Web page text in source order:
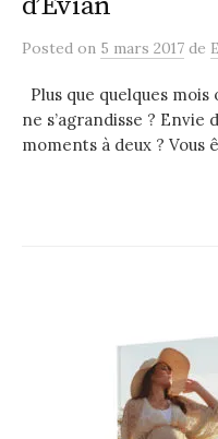
Posted on 5 mars 2017 de
Plus que quelques
ne s’agrandisse ?
moments à deux ? Vous